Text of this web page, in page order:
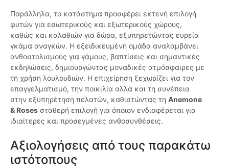
Παράλληλα, το κατάστημα προσφέρει εκτενή επιλογή
φυτών για εσωτερικούς και εξωτερικούς χώρους,
καθώς και καλαθιών για δώρα, εξυπηρετώντας ευρεία
γκάμα αναγκών. Η εξειδικευμένη ομάδα αναλαμβάνει
ανθοστολισμούς για γάμους, βαπτίσεις και σημαντικές
εκδηλώσεις, δημιουργώντας μοναδικές ατμόσφαιρες με
τη χρήση λουλουδιών. Η επιχείρηση ξεχωρίζει για τον
επαγγελματισμό, την ποικιλία αλλά και τη συνέπεια
στην εξυπηρέτηση πελατών, καθιστώντας τη Anemone
& Roses σταθερή επιλογή για όποιον ενδιαφέρεται για
ιδιαίτερες και προσεγμένες ανθοσυνθέσεις.
Αξιολογήσεις από τους παρακάτω
ιστότοπους